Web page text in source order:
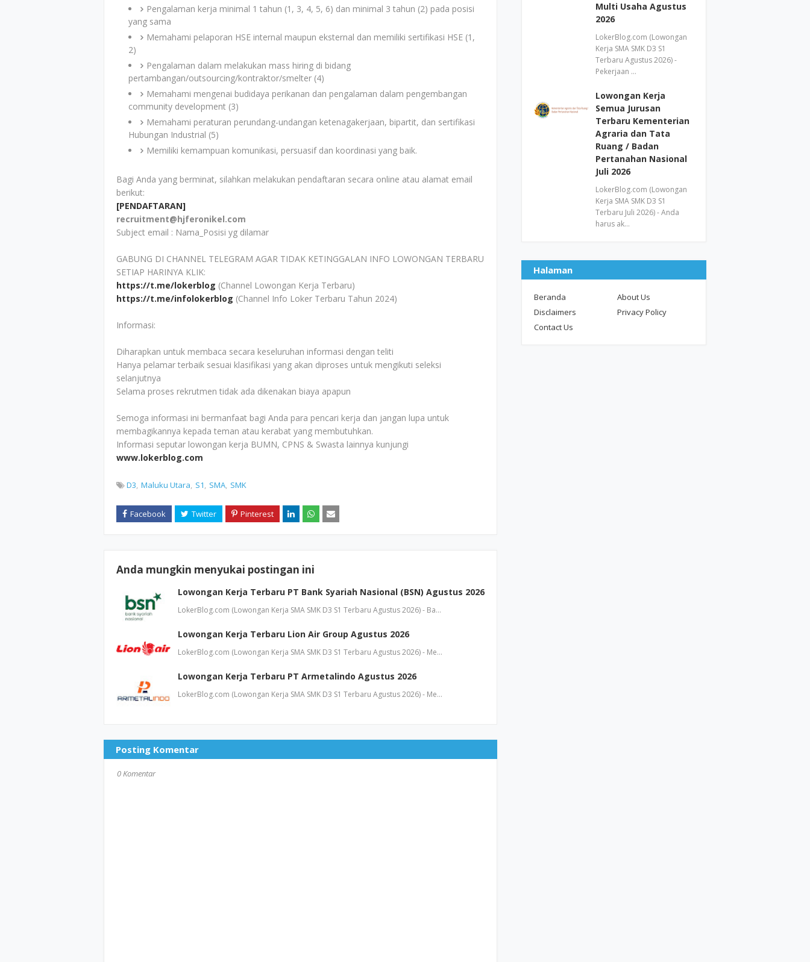
Pengalaman kerja minimal 1 tahun (1, 3, 4, 5, 6) dan minimal 3 tahun (2) pada posisi
yang sama
Memahami pelaporan HSE internal maupun eksternal dan memiliki sertifikasi HSE (1,
2)
Pengalaman dalam melakukan mass hiring di bidang
pertambangan/outsourcing/kontraktor/smelter (4)
Memahami mengenai budidaya perikanan dan pengalaman dalam pengembangan
community development (3)
Memahami peraturan perundang-undangan ketenagakerjaan, bipartit, dan sertifikasi
Hubungan Industrial (5)
Memiliki kemampuan komunikasi, persuasif dan koordinasi yang baik.
Bagi Anda yang berminat, silahkan melakukan pendaftaran secara online atau alamat email
berikut:
[PENDAFTARAN]
recruitment@hjferonikel.com
Subject email : Nama_Posisi yg dilamar
GABUNG DI CHANNEL TELEGRAM AGAR TIDAK KETINGGALAN INFO LOWONGAN TERBARU
SETIAP HARINYA KLIK:
https://t.me/lokerblog (Channel Lowongan Kerja Terbaru)
https://t.me/infolokerblog (Channel Info Loker Terbaru Tahun 2024)
Informasi:
Diharapkan untuk membaca secara keseluruhan informasi dengan teliti
Hanya pelamar terbaik sesuai klasifikasi yang akan diproses untuk mengikuti seleksi
selanjutnya
Selama proses rekrutmen tidak ada dikenakan biaya apapun
Semoga informasi ini bermanfaat bagi Anda para pencari kerja dan jangan lupa untuk
membagikannya kepada teman atau kerabat yang membutuhkan.
Informasi seputar lowongan kerja BUMN, CPNS & Swasta lainnya kunjungi
www.lokerblog.com
D3 Maluku Utara S1 SMA SMK
Anda mungkin menyukai postingan ini
Lowongan Kerja Terbaru PT Bank Syariah Nasional (BSN) Agustus 2026
LokerBlog.com (Lowongan Kerja SMA SMK D3 S1 Terbaru Agustus 2026) - Ba…
Lowongan Kerja Terbaru Lion Air Group Agustus 2026
LokerBlog.com (Lowongan Kerja SMA SMK D3 S1 Terbaru Agustus 2026) - Me…
Lowongan Kerja Terbaru PT Armetalindo Agustus 2026
LokerBlog.com (Lowongan Kerja SMA SMK D3 S1 Terbaru Agustus 2026) - Me…
Posting Komentar
0 Komentar
Multi Usaha Agustus
2026
LokerBlog.com (Lowongan
Kerja SMA SMK D3 S1
Terbaru Agustus 2026) -
Pekerjaan …
Lowongan Kerja
Semua Jurusan
Terbaru Kementerian
Agraria dan Tata
Ruang / Badan
Pertanahan Nasional
Juli 2026
LokerBlog.com (Lowongan
Kerja SMA SMK D3 S1
Terbaru Juli 2026) - Anda
harus ak…
Halaman
Beranda
About Us
Disclaimers
Privacy Policy
Contact Us